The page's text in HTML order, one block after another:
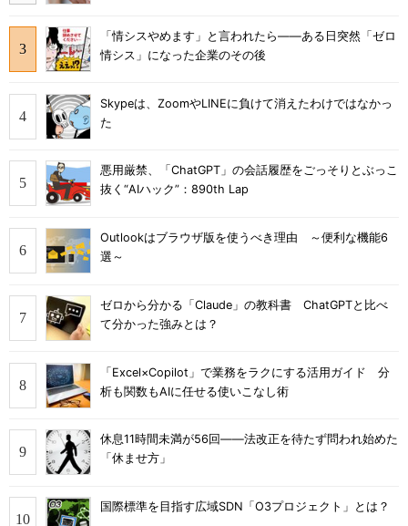
「情シスやめます」と言われたら――ある日突然「ゼロ
情シス」になった企業のその後
Skypeは、ZoomやLINEに負けて消えたわけではなかっ
た
悪用厳禁、「ChatGPT」の会話履歴をごっそりとぶっこ
抜く“AIハック”：890th Lap
Outlookはブラウザ版を使うべき理由 ～便利な機能6
選～
ゼロから分かる「Claude」の教科書 ChatGPTと比べ
て分かった強みとは？
「Excel×Copilot」で業務をラクにする活用ガイド 分
析も関数もAIに任せる使いこなし術
休息11時間未満が56回――法改正を待たず問われ始めた
「休ませ方」
国際標準を目指す広域SDN「O3プロジェクト」とは？